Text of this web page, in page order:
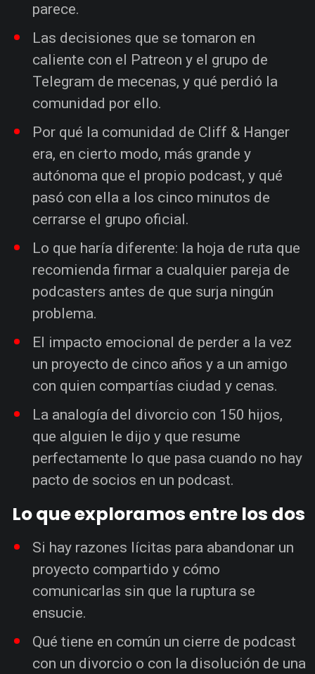
parece.
Las decisiones que se tomaron en
caliente con el Patreon y el grupo de
Telegram de mecenas, y qué perdió la
comunidad por ello.
Por qué la comunidad de Cliff & Hanger
era, en cierto modo, más grande y
autónoma que el propio podcast, y qué
pasó con ella a los cinco minutos de
cerrarse el grupo oficial.
Lo que haría diferente: la hoja de ruta que
recomienda firmar a cualquier pareja de
podcasters antes de que surja ningún
problema.
El impacto emocional de perder a la vez
un proyecto de cinco años y a un amigo
con quien compartías ciudad y cenas.
La analogía del divorcio con 150 hijos,
que alguien le dijo y que resume
perfectamente lo que pasa cuando no hay
pacto de socios en un podcast.
Lo que exploramos entre los dos
Si hay razones lícitas para abandonar un
proyecto compartido y cómo
comunicarlas sin que la ruptura se
ensucie.
Qué tiene en común un cierre de podcast
con un divorcio o con la disolución de una